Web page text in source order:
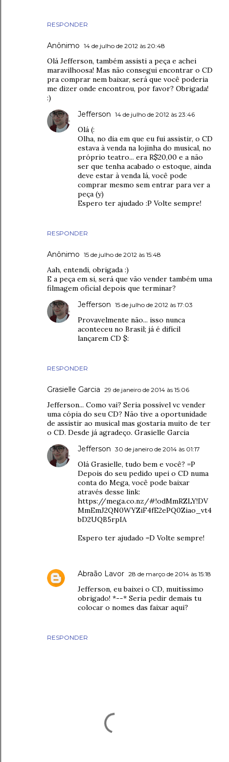
RESPONDER
Anônimo 14 de julho de 2012 às 20:48
Olá Jefferson, também assisti a peça e achei
maravilhoosa! Mas não consegui encontrar o CD
pra comprar nem baixar, será que você poderia
me dizer onde encontrou, por favor? Obrigada!
:)
RESPONDER
Jefferson 14 de julho de 2012 às 23:46
Olá (:
Olha, no dia em que eu fui assistir, o CD
estava à venda na lojinha do musical, no
próprio teatro... era R$20,00 e a não
ser que tenha acabado o estoque, ainda
deve estar à venda lá, você pode
comprar mesmo sem entrar para ver a
peça (y)
Espero ter ajudado :P Volte sempre!
Anônimo 15 de julho de 2012 às 15:48
Aah, entendi, obrigada :)
E a peça em si, será que vão vender também uma
filmagem oficial depois que terminar?
RESPONDER
Jefferson 15 de julho de 2012 às 17:03
Provavelmente não... isso nunca
aconteceu no Brasil; já é difícil
lançarem CD $:
Grasielle Garcia 29 de janeiro de 2014 às 15:06
Jefferson... Como vai? Seria possível vc vender
uma cópia do seu CD? Não tive a oportunidade
de assistir ao musical mas gostaria muito de ter
o CD. Desde já agradeço. Grasielle Garcia
RESPONDER
Jefferson 30 de janeiro de 2014 às 01:17
Olá Grasielle, tudo bem e você? =P
Depois do seu pedido upei o CD numa
conta do Mega, você pode baixar
através desse link:
https://mega.co.nz/#!odMmRZLY!DV
MmEmJ2QN0WYZiF4fE2ePQ0Ziao_vt4
bD2UQB5rpIA
Espero ter ajudado =D Volte sempre!
Abraão Lavor 28 de março de 2014 às 15:18
Jefferson, eu baixei o CD, muitíssimo
obrigado! *--* Seria pedir demais tu
colocar o nomes das faixar aqui?